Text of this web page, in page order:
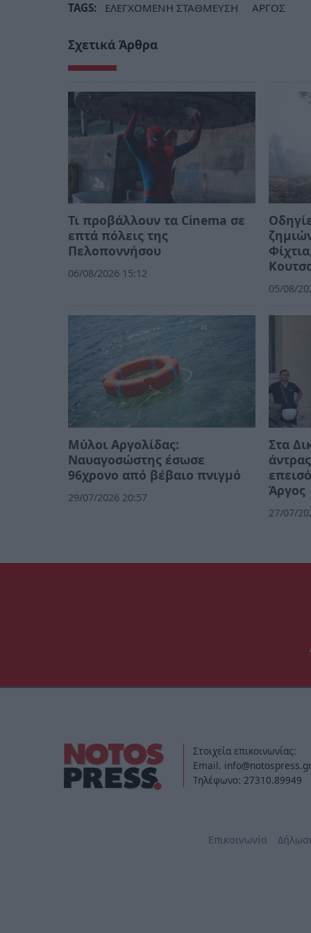
TAGS: ΕΛΕΓΧΟΜΕΝΗ ΣΤΑΘΜΕΥΣΗ ΑΡΓΟΣ
Σχετικά Άρθρα
Τι προβάλλουν τα Cinema σε
επτά πόλεις της
Πελοποννήσου
06/08/2026 15:12
05/08/
Μύλοι Αργολίδας:
Ναυαγοσώστης έσωσε
96χρονο από βέβαιο πνιγμό
29/07/2026 20:57
Στα
Άργος
27/07/
Στοιχεία επικοινωνίας:
Email. info@notospress.gr
Τηλέφωνο: 27310.89949
Επικοινωνία